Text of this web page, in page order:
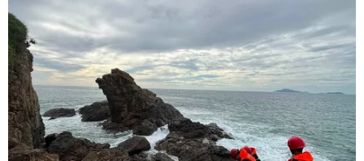
Giá dầu châu Á sáng 14/6 gần mức cao
nhất trong nhiều năm
14/06/2021 05:51
Tại thị trường Tokyo, giá dầu Brent tăng 14 xu Mỹ (0,2%)
lên 72,83 USD/thùng vào lúc 8 giờ 23 phút sáng (giờ